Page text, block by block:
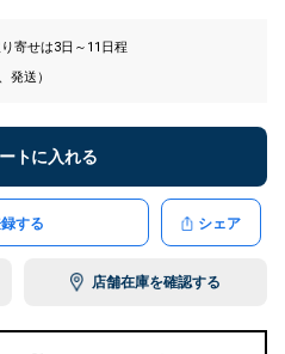
寄せは3日～11日程
発送）
トに入れる
する シェア
店舗在庫を確認する